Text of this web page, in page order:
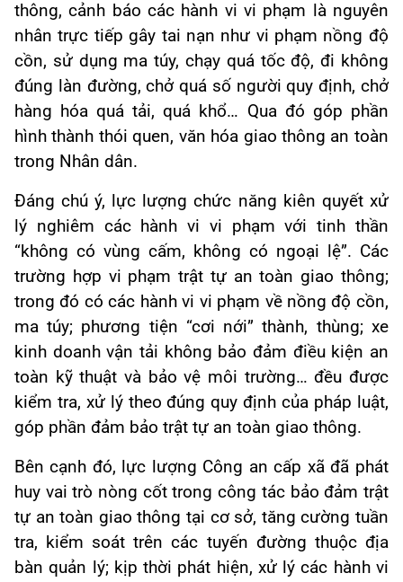
thông, cảnh báo các hành vi vi phạm là nguyên
nhân trực tiếp gây tai nạn như vi phạm nồng độ
cồn, sử dụng ma túy, chạy quá tốc độ, đi không
đúng làn đường, chở quá số người quy định, chở
hàng hóa quá tải, quá khổ… Qua đó góp phần
hình thành thói quen, văn hóa giao thông an toàn
trong Nhân dân.
Đáng chú ý, lực lượng chức năng kiên quyết xử
lý nghiêm các hành vi vi phạm với tinh thần
“không có vùng cấm, không có ngoại lệ”. Các
trường hợp vi phạm trật tự an toàn giao thông;
trong đó có các hành vi vi phạm về nồng độ cồn,
ma túy; phương tiện “cơi nới” thành, thùng; xe
kinh doanh vận tải không bảo đảm điều kiện an
toàn kỹ thuật và bảo vệ môi trường… đều được
kiểm tra, xử lý theo đúng quy định của pháp luật,
góp phần đảm bảo trật tự an toàn giao thông.
Bên cạnh đó, lực lượng Công an cấp xã đã phát
huy vai trò nòng cốt trong công tác bảo đảm trật
tự an toàn giao thông tại cơ sở, tăng cường tuần
tra, kiểm soát trên các tuyến đường thuộc địa
bàn quản lý; kịp thời phát hiện, xử lý các hành vi